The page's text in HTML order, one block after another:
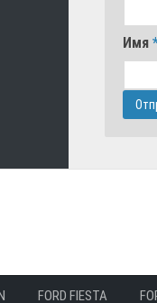
Имя
FORD FIESTA